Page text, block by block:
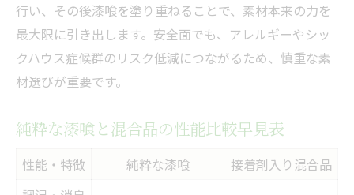
行い、その後漆喰を塗り重ねることで、素材本来の力を
最大限に引き出します。安全面でも、アレルギーやシッ
クハウス症候群のリスク低減につながるため、慎重な素
材選びが重要です。
純粋な漆喰と混合品の性能比較早見表
性能・特徴 純粋な漆喰
接着剤入り混合品